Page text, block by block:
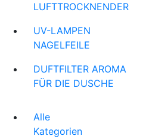
LUFTTROCKNENDER
UV-LAMPEN
NAGELFEILE
DUFTFILTER AROMA
FÜR DIE DUSCHE
Alle
Kategorien